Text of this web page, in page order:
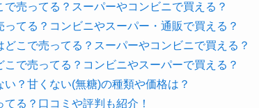
売ってる？スーパーやコンビニで買える？
てる？コンビニやスーパー・通販で買える？
こで売ってる？スーパーやコンビニで買える？
で売ってる？コンビニやスーパーで買える？
？甘くない(無糖)の種類や価格は？
る？口コミや評判も紹介！